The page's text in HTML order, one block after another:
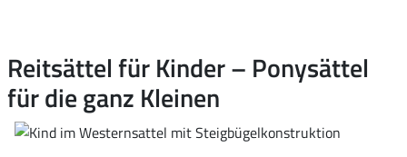
Reitsättel für Kinder – Ponysättel
für die ganz Kleinen